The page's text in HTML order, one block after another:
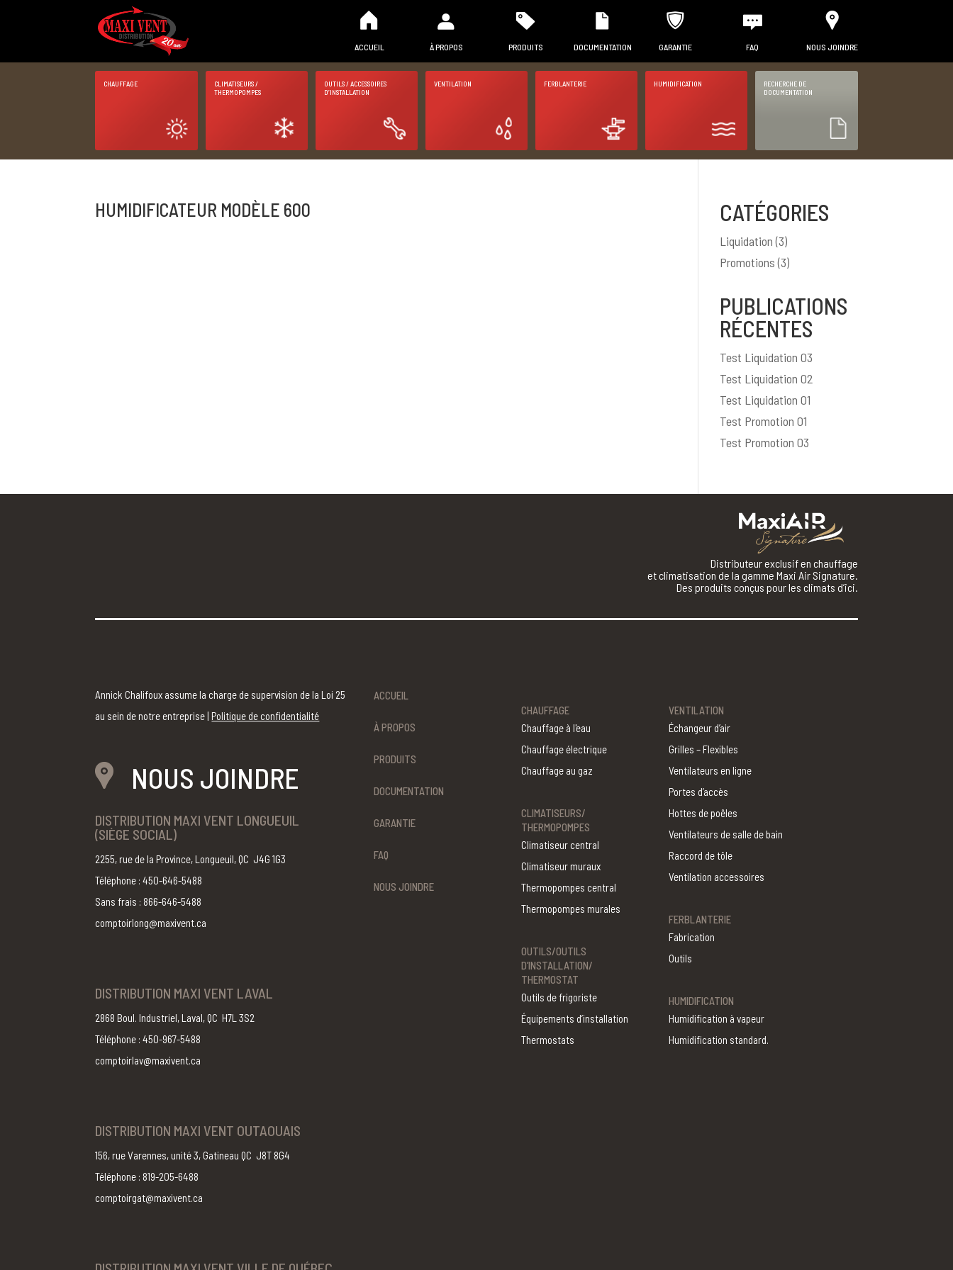
ACCUEIL À PROPOS PRODUITS DOCUMENTATION GARANTIE FAQ NOUS JOINDRE
CHAUFFAGE
CLIMATISEURS /
THERMOPOMPES
OUTILS / ACCESSOIRES
D’INSTALLATION
VENTILATION FERBLANTERIE HUMIDIFICATION
RECHERCHE DE
DOCUMENTATION
HUMIDIFICATEUR MODÈLE 600 CATÉGORIES
Liquidation(3)
Promotions(3)
PUBLICATIONS
RÉCENTES
Test Liquidation 03
Test Liquidation 02
Test Liquidation 01
Test Promotion 01
Test Promotion 03
Distributeur exclusif en chauffage
et climatisation de la gamme Maxi Air Signature.
Des produits conçus pour les climats d’ici.
Annick Chalifoux assume la charge de supervision de la Loi 25
au sein de notre entreprise |Politique de confidentialité
NOUS JOINDRE
DISTRIBUTION MAXI VENT LONGUEUIL
(SIÈGE SOCIAL)
2255, rue de la Province, Longueuil, QC J4G 1G3
Téléphone : 450-646-5488
Sans frais : 866-646-5488
comptoirlong@maxivent.ca
DISTRIBUTION MAXI VENT LAVAL
2868 Boul. Industriel, Laval, QC H7L 3S2
Téléphone : 450-967-5488
comptoirlav@maxivent.ca
DISTRIBUTION MAXI VENT OUTAOUAIS
156, rue Varennes, unité 3, Gatineau QC J8T 8G4
Téléphone : 819-205-6488
comptoirgat@maxivent.ca
ACCUEIL
À PROPOS
PRODUITS
DOCUMENTATION
GARANTIE
FAQ
NOUS JOINDRE
CHAUFFAGE
Chauffage à l'eau
Chauffage électrique
Chauffage au gaz
CLIMATISEURS/
THERMOPOMPES
Climatiseur central
Climatiseur muraux
Thermopompes central
Thermopompes murales
OUTILS/OUTILS
D’INSTALLATION/
THERMOSTAT
Outils de frigoriste
Équipements d’installation
Thermostats
VENTILATION
Échangeur d’air
Grilles – Flexibles
Ventilateurs en ligne
Portes d’accès
Hottes de poêles
Ventilateurs de salle de bain
Raccord de tôle
Ventilation accessoires
FERBLANTERIE
Fabrication
Outils
HUMIDIFICATION
Humidification à vapeur
Humidification standard.